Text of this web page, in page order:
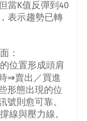
當K值反彈到 40
表示趨勢已轉
：
位置形成頭肩
⇒賣出／買進
形態出現的位
號則愈可靠。
線與壓力線。